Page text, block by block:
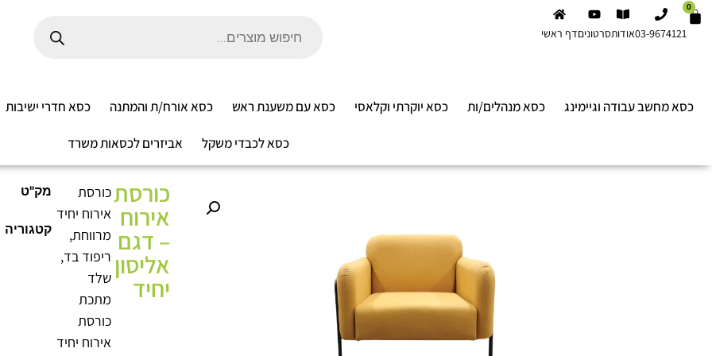
0
03-9674121אודותסרטוניםדף ראשי
כסא מחשב עבודה וגיימינג כסא מנהלים/ות כסא יוקרתי וקלאסי כסא עם משענת ראש כסא אורח/ת והמתנה כסא חדרי ישיבות
כסא לכבדי משקל אביזרים לכסאות משרד
כורסת
אירוח
– דגם
אליסון
יחיד
כורסת
אירוח יחיד
מרווחת,
ריפוד בד,
שלד
מתכת
כורסת
אירוח יחיד
מק"ט
קטגוריה